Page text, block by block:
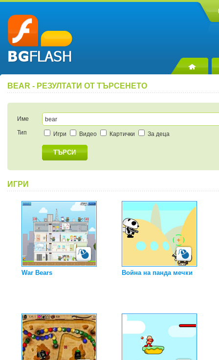
BEAR - РЕЗУЛТАТИ ОТ ТЪРСЕНЕТО
Име
Тип
Игри Видео Картички За деца
ТЪРСИ
ИГРИ
War Bears Война на панда мечки